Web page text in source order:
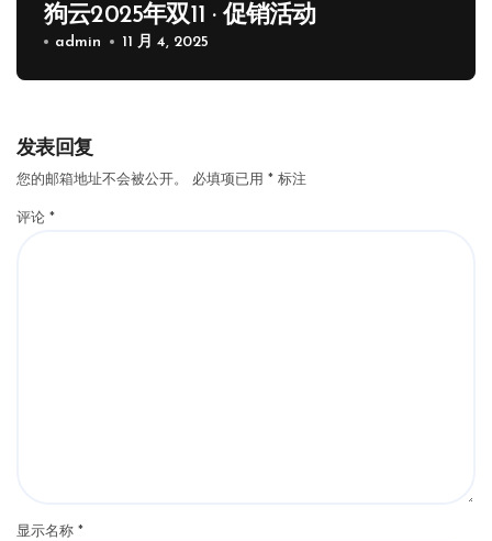
狗云2025年双11 · 促销活动
admin 11 月 4, 2025
发表回复
您的邮箱地址不会被公开。 必填项已用 * 标注
评论 *
显示名称 *